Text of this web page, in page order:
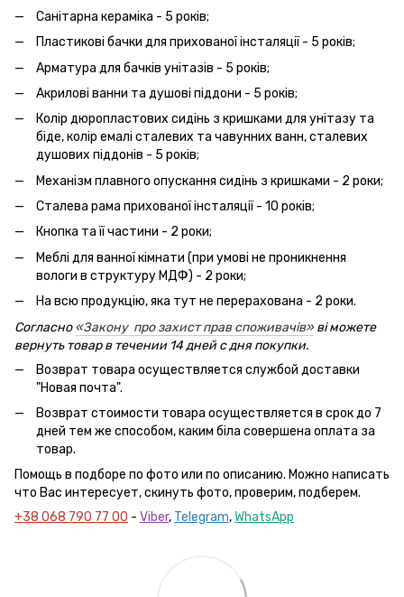
Санітарна кераміка - 5 років;
Пластикові бачки для прихованої інсталяції - 5 років;
Арматура для бачків унітазів - 5 років;
Акрилові ванни та душові піддони - 5 років;
Колір дюропластових сидінь з кришками для унітазу та
біде, колір емалі сталевих та чавунних ванн, сталевих
душових піддонів - 5 років;
Механізм плавного опускання сидінь з кришками - 2 роки;
Сталева рама прихованої інсталяції - 10 років;
Кнопка та її частини - 2 роки;
Меблі для ванної кімнати (при умові не проникнення
вологи в структуру МДФ) - 2 роки;
На всю продукцію, яка тут не перерахована - 2 роки.
Согласно«Закону про захист прав споживачів» ві можете
вернуть товар в течении 14 дней с дня покупки.
Возврат товара осуществляется службой доставки
"Новая почта".
Возврат стоимости товара осуществляется в срок до 7
дней тем же способом, каким біла совершена оплата за
товар.
Помощь в подборе по фото или по описанию. Можно написать
что Вас интересует, скинуть фото, проверим, подберем.
+38 068 790 77 00 - Viber, Telegram,WhatsApp